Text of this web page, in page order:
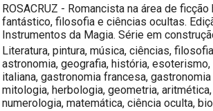
ROSACRUZ - Romancista na área de
fantástico, filosofia e ciências ocultas.
Instrumentos da Magia. Série em
Literatura, pintura, música, ciências,
astronomia, geografia, história,
italiana, gastronomia francesa,
mitologia, herbologia, geometria,
numerologia, matemática, ciência oculta,